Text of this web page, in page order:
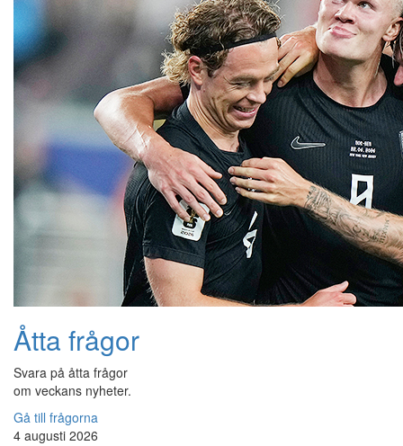
Åtta frågor
Svara på åtta frågor
om veckans nyheter.
Gå till frågorna
4 augusti 2026